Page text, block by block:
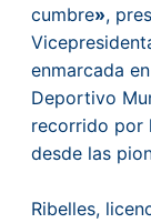
cumbre»,
enmarcada
Deportivo
recorrido por
desde las
Ribelles,